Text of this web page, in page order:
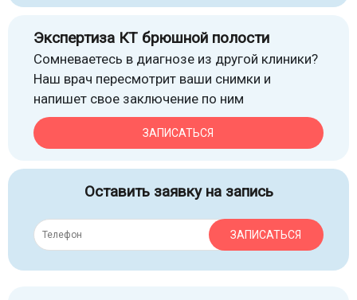
Экспертиза КТ брюшной полости
Сомневаетесь в диагнозе из другой клиники?
Наш врач пересмотрит ваши снимки и
напишет свое заключение по ним
ЗАПИСАТЬСЯ
Оставить заявку на запись
ЗАПИСАТЬСЯ